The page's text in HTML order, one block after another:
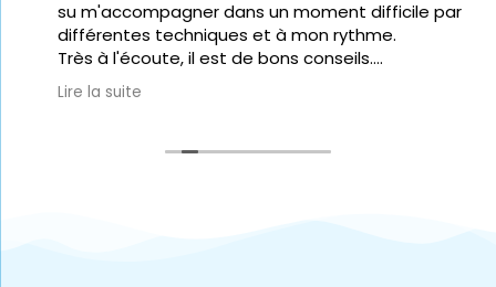
su m'accompagner dans un moment difficile par
différentes techniques et à mon rythme.
Très à l'écoute, il est de bons conseils.
Je dors nettement mieux maintenant.
Vous pouvez lui faire confiance les yeux fermés.😊
Lire la suite